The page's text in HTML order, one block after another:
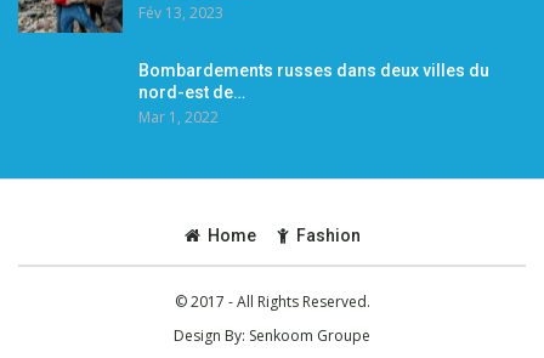
Fév 13, 2023
Bombardements russes dans deux villes du
nord-est de…
Mar 1, 2022
Home Fashion
© 2017 - All Rights Reserved.
Design By: Senkoom Groupe